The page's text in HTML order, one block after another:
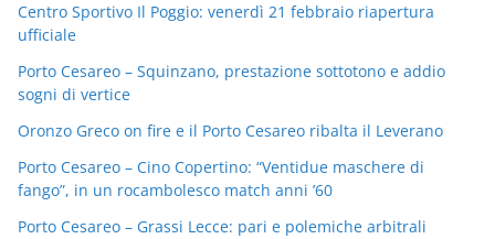
Centro Sportivo Il Poggio: venerdì 21 febbraio riapertura
ufficiale
Porto Cesareo – Squinzano, prestazione sottotono e addio
sogni di vertice
Oronzo Greco on fire e il Porto Cesareo ribalta il Leverano
Porto Cesareo – Cino Copertino: “Ventidue maschere di
fango”, in un rocambolesco match anni ’60
Porto Cesareo – Grassi Lecce: pari e polemiche arbitrali